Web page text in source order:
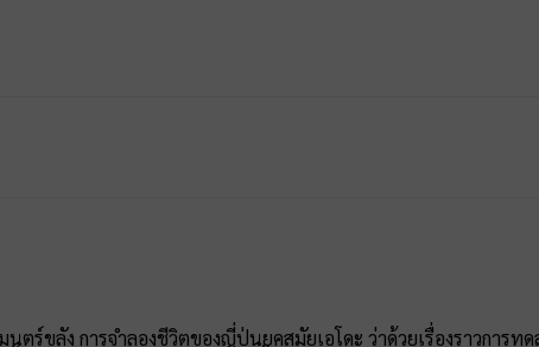
ตร์ขลัง การจำลองชีวิตของญี่ปุ่นยุคสมัยเอโดะ ว่าด้วยเรื่องราวการ